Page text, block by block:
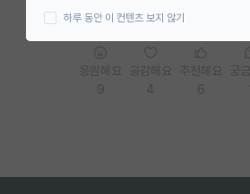
대학원 합격 후기 게시판
하루 동안 이 컨텐츠 보지 않기